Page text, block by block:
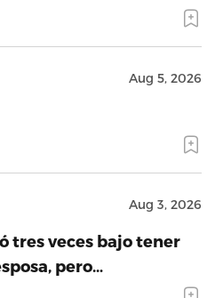
Aug 5, 2026
Aug 3, 2026
tres veces bajo tener
pero…